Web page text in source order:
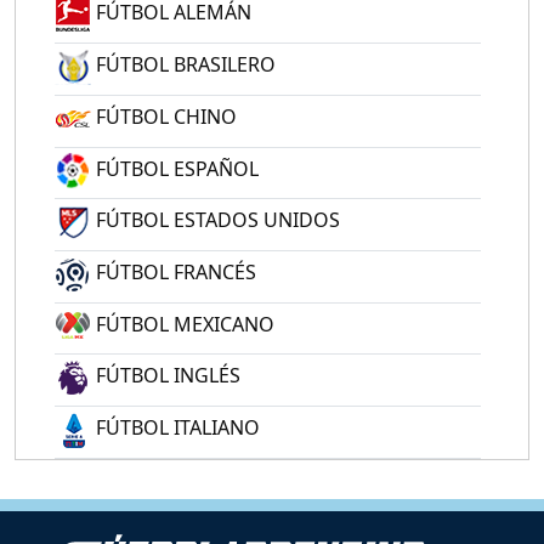
FÚTBOL ALEMÁN
FÚTBOL BRASILERO
FÚTBOL CHINO
FÚTBOL ESPAÑOL
FÚTBOL ESTADOS UNIDOS
FÚTBOL FRANCÉS
FÚTBOL MEXICANO
FÚTBOL INGLÉS
FÚTBOL ITALIANO